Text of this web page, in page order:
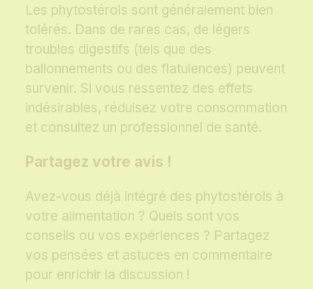
Les phytostérols sont généralement bien
tolérés. Dans de rares cas, de légers
troubles digestifs (tels que des
ballonnements ou des flatulences) peuvent
survenir. Si vous ressentez des effets
indésirables, réduisez votre consommation
et consultez un professionnel de santé.
Partagez votre avis !
Avez-vous déjà intégré des phytostérols à
votre alimentation ? Quels sont vos
conseils ou vos expériences ? Partagez
vos pensées et astuces en commentaire
pour enrichir la discussion !